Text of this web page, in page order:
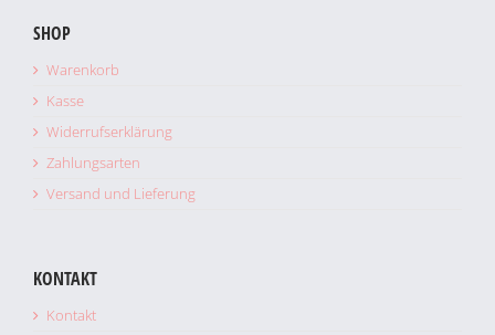
SHOP
Warenkorb
Kasse
Widerrufserklärung
Zahlungsarten
Versand und Lieferung
KONTAKT
Kontakt